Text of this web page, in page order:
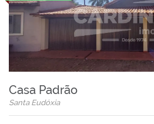
Casa Padrão
Santa Eudóxia